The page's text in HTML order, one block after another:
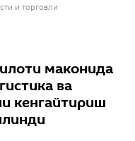
и торговли
маконида
ва
кенгайтириш